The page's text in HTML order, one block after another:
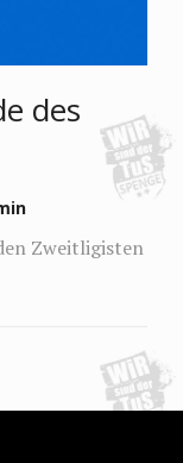
des
Zweitligisten